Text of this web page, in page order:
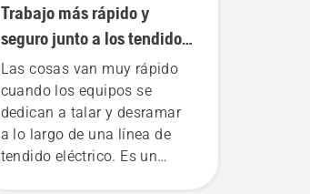
Trabajo más rápido y
seguro junto a los tendidos
eléctricos
Las cosas van muy rápido
cuando los equipos se
dedican a talar y desramar
a lo largo de una línea de
tendido eléctrico. Es un